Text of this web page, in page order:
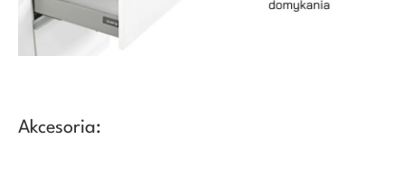
Akcesoria: